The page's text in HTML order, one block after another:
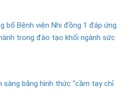
bố Bệnh viện Nhi đồng 1 đáp ứng
trong đào tạo khối ngành sức
bằng hình thức “cầm tay chỉ